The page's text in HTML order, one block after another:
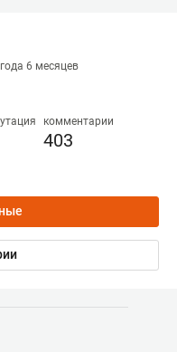
6 месяцев
комментарии
403